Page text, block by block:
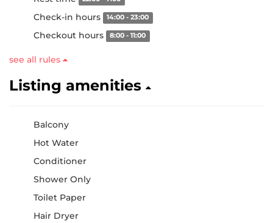
Check-in hours 14:00 - 23:00
Checkout hours 8:00 - 11:00
see all rules
Listing amenities
Balcony
Hot Water
Conditioner
Shower Only
Toilet Paper
Hair Dryer